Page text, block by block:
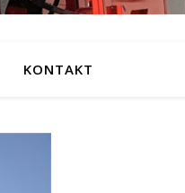
KONTAKT